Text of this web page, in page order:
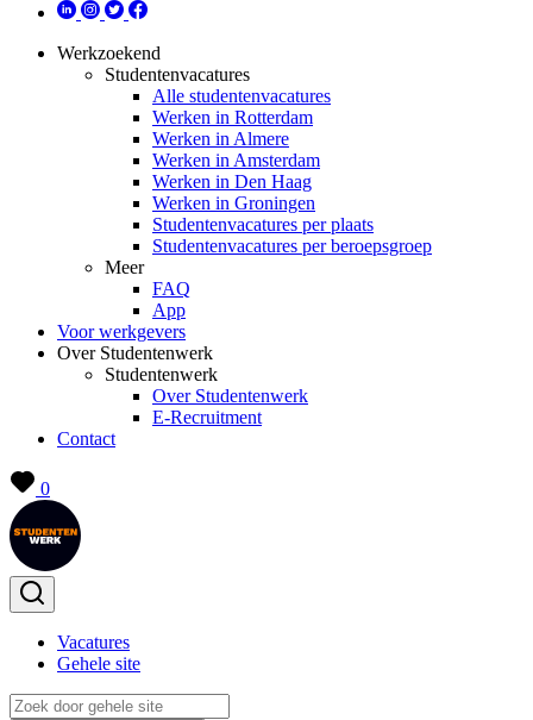
Werkzoekend
Studentenvacatures
Alle studentenvacatures
Werken in Rotterdam
Werken in Almere
Werken in Amsterdam
Werken in Den Haag
Werken in Groningen
Studentenvacatures per plaats
Studentenvacatures per beroepsgroep
Meer
FAQ
App
Voor werkgevers
Over Studentenwerk
Studentenwerk
Over Studentenwerk
E-Recruitment
Contact
0
Vacatures
Gehele site